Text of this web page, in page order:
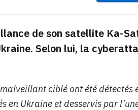
de son satellite Ka-
Selon lui, la
ciblé ont été détectés
en Ukraine et desservis par